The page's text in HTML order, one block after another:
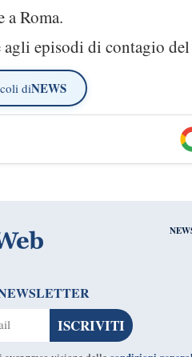
a Roma.
episodi di contagio
diNEWS